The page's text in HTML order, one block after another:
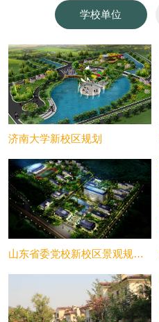
学校单位
济南大学新校区规划
山东省委党校新校区景观规划设计